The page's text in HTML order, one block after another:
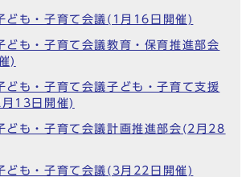
も・子育て会議(1月16日開催)
も・子育て会議教育・保育推進部会
)
も・子育て会議子ども・子育て支援
13日開催)
ども・子育て会議計画推進部会(2月28
ども・子育て会議(3月22日開催)